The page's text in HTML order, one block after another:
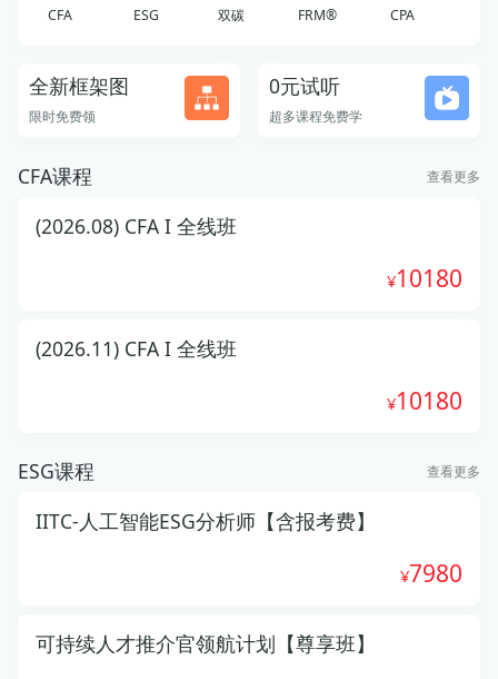
CFA ESG 双碳 FRM® CPA
全新框架图
限时免费领
0元试听
超多课程免费学
CFA课程 查看更多
(2026.08) CFA I 全线班
10180
(2026.11) CFA I 全线班
10180
ESG课程 查看更多
IITC-人工智能ESG分析师【含报考费】
7980
可持续人才推介官领航计划【尊享班】